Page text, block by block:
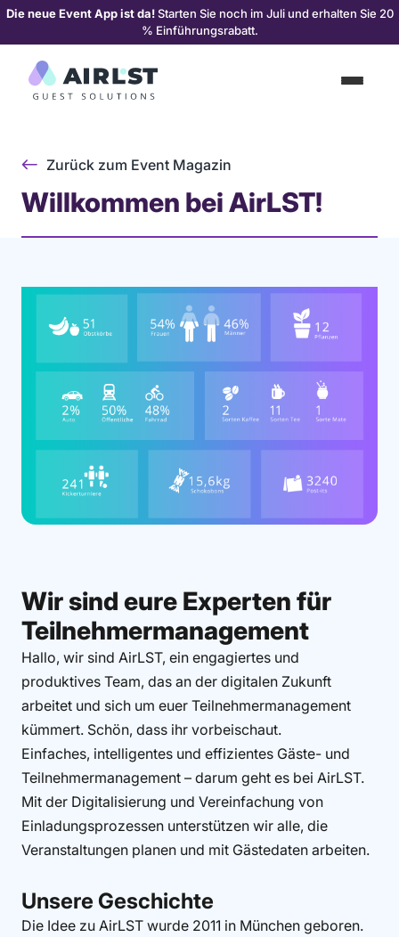
Die neue Event App ist da!Starten Sie noch im Juli und erhalten Sie 20
% Einführungsrabatt.
Zurück zum Event Magazin
Willkommen bei AirLST!
Wir sind eure Experten für
Teilnehmermanagement
Hallo, wir sind AirLST, ein engagiertes und
produktives Team, das an der digitalen Zukunft
arbeitet und sich um euer Teilnehmermanagement
kümmert. Schön, dass ihr vorbeischaut.
Einfaches, intelligentes und effizientes Gäste- und
Teilnehmermanagement – darum geht es bei AirLST.
Mit der Digitalisierung und Vereinfachung von
Einladungsprozessen unterstützen wir alle, die
Veranstaltungen planen und mit Gästedaten arbeiten.
Unsere Geschichte
Die Idee zu AirLST wurde 2011 in München geboren.